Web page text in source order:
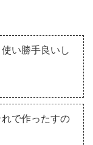
い勝手良いし
で作ったすの